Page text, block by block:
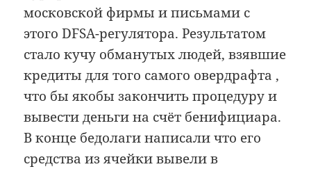
московской фирмы и письмами с
этого DFSA-регулятора. Результатом
стало кучу обманутых людей, взявшие
кредиты для того самого овердрафта ,
что бы якобы закончить процедуру и
вывести деньги на счёт бенифициара.
В конце бедолаги написали что его
средства из ячейки вывели в